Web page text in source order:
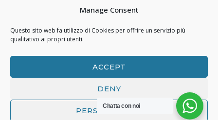
Manage Consent
Questo sito web fa utilizzo di Cookies per offrire un servizio più
qualitativo ai propri utenti.
ACCEPT
DENY
PERSONALIZZA
F.A.Q. DOMANDE FREQUENTI
F.A.Q.
© Copyright 2026 Stroke Therapy
Chatta con noi